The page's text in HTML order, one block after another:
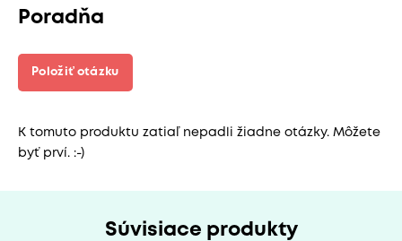
Poradňa
Položiť otázku
K tomuto produktu zatiaľ nepadli žiadne otázky. Môžete
byť prví. :-)
Súvisiace produkty